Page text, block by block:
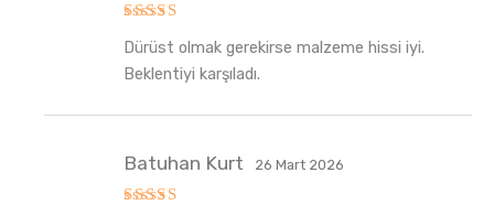
üzerinden
5 oy aldı
Dürüst olmak gerekirse malzeme hissi iyi.
Beklentiyi karşıladı.
Batuhan Kurt 26 Mart 2026